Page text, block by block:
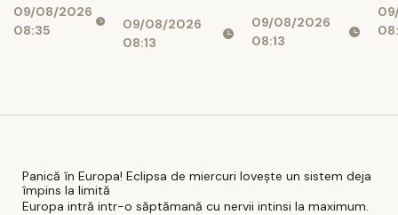
uriașă
pentru
09/08/2026
08:35
examen
09/08/2026
08:13
09/08/2026
08:13
Panică în Europa! Eclipsa de miercuri lovește un sistem deja
împins la limită
Europa intră intr-o săptămană cu nervii intinsi la maximum.